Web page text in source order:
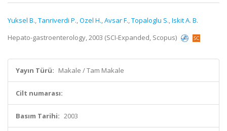
Yuksel B.,Tanriverdi P.,Ozel H.,Avsar F.,Topaloglu S.,Iskit A. B.
Hepato-gastroenterology, 2003 (SCI-Expanded, Scopus)
Yayın Türü: Makale / Tam Makale
Cilt numarası:
Basım Tarihi: 2003